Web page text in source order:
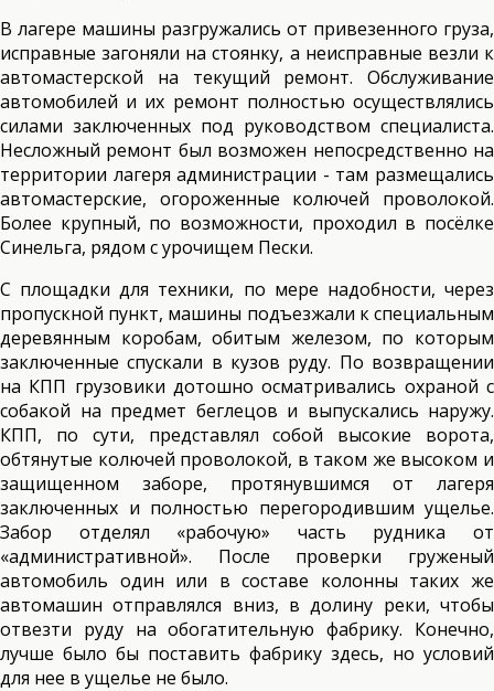
В лагере машины разгружались от привезенного груза,
исправные загоняли на стоянку, а неисправные везли к
автомастерской на текущий ремонт. Обслуживание
автомобилей и их ремонт полностью осуществлялись
силами заключенных под руководством специалиста.
Несложный ремонт был возможен непосредственно на
территории лагеря администрации - там размещались
автомастерские, огороженные колючей проволокой.
Более крупный, по возможности, проходил в посёлке
Синельга, рядом с урочищем Пески.
С площадки для техники, по мере надобности, через
пропускной пункт, машины подъезжали к специальным
деревянным коробам, обитым железом, по которым
заключенные спускали в кузов руду. По возвращении
на КПП грузовики дотошно осматривались охраной с
собакой на предмет беглецов и выпускались наружу.
КПП, по сути, представлял собой высокие ворота,
обтянутые колючей проволокой, в таком же высоком и
защищенном заборе, протянувшимся от лагеря
заключенных и полностью перегородившим ущелье.
Забор отделял «рабочую» часть рудника от
«административной». После проверки груженый
автомобиль один или в составе колонны таких же
автомашин отправлялся вниз, в долину реки, чтобы
отвезти руду на обогатительную фабрику. Конечно,
лучше было бы поставить фабрику здесь, но условий
для нее в ущелье не было.